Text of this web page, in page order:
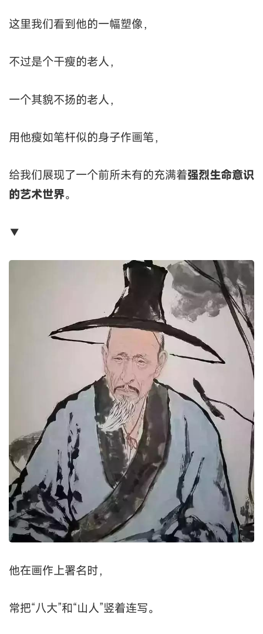
这里我们看到他的一幅塑像，
不过是个干瘦的老人，
一个其貌不扬的老人，
用他瘦如笔杆似的身子作画笔，
给我们展现了一个前所未有的充满着强烈生命意识
的艺术世界。
▼
他在画作上署名时，
常把“八大”和“山人”竖着连写。